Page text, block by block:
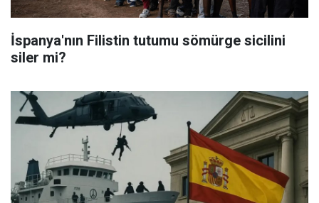
İspanya'nın Filistin tutumu sömürge sicilini
siler mi?